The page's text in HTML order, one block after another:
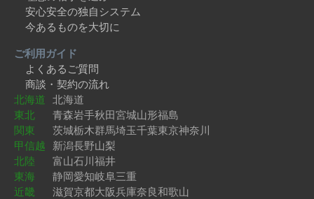
安心安全の独自システム
今あるものを大切に
ご利用ガイド
よくあるご質問
商談・契約の流れ
北海道 北海道
東北
青森岩手秋田宮城山形福島
関東
茨城栃木群馬埼玉千葉東京神奈川
甲信越 新潟長野山梨
北陸
富山石川福井
東海
静岡愛知岐阜三重
近畿
滋賀京都大阪兵庫奈良和歌山